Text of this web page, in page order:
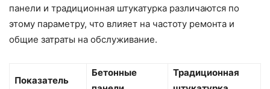
панели и традиционная штукатурка различаются по
этому параметру, что влияет на частоту ремонта и
общие затраты на обслуживание.
Показатель
Бетонные
Традиционная